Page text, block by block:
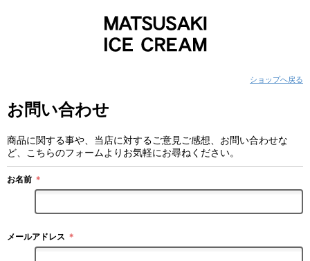
ショップへ戻る
お問い合わせ
商品に関する事や、当店に対するご意見ご感想、お問い合わせな
ど、こちらのフォームよりお気軽にお尋ねください。
お名前 ＊
メールアドレス ＊